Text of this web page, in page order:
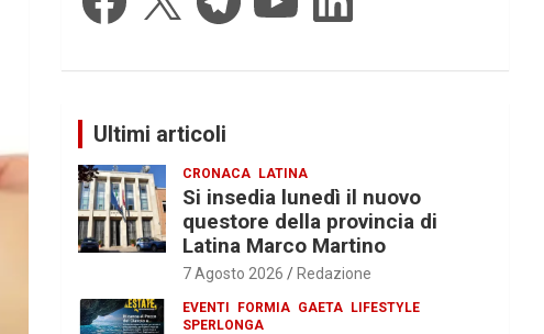
Ultimi articoli
CRONACA LATINA
Si insedia lunedì il nuovo
questore della provincia di
Latina Marco Martino
7 Agosto 2026 Redazione
EVENTI FORMIA GAETA LIFESTYLE
SPERLONGA